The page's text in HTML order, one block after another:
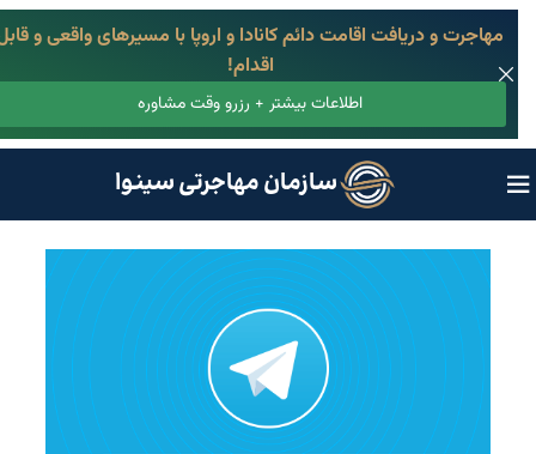
سازمان مهاجرتی سینوا
مهاجرت و دریافت اقامت دائم کانادا و اروپا با مسیرهای واقعی و
اقدام!
اطلاعات بیشتر + رزرو وقت مشاوره